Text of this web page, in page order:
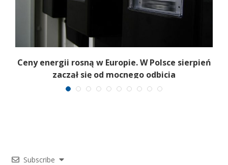
Ceny energii rosną w Europie. W Polsce sierpień
zaczął się od mocnego odbicia
Subscribe